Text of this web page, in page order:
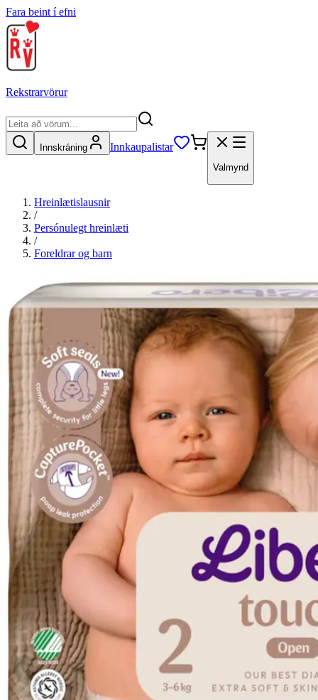
Fara beint í efni
Rekstrarvörur
Innskráning Innkaupalistar
Valmynd
Hreinlætislausnir
/
Persónulegt hreinlæti
/
Foreldrar og barn